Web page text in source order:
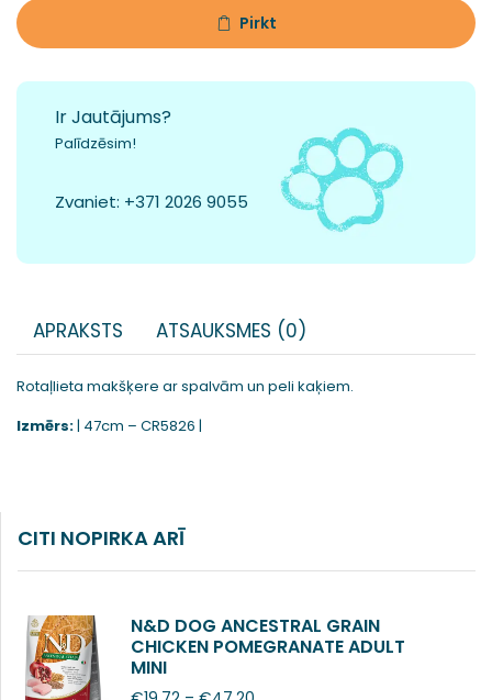
Pirkt
Ir Jautājums?
Palīdzēsim!
Zvaniet: +371 2026 9055
APRAKSTS ATSAUKSMES (0)
Rotaļlieta makšķere ar spalvām un peli kaķiem.
Izmērs:| 47cm – CR5826 |
CITI NOPIRKA ARĪ
N&D DOG ANCESTRAL GRAIN
CHICKEN POMEGRANATE ADULT
MINI